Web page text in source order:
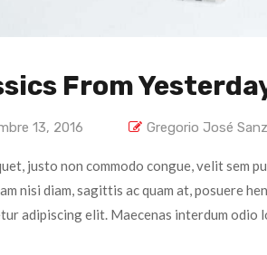
From
13, 2016 Gregorio José
justo non commodo congue, velit sem
nisi diam, sagittis ac quam at, posuere
adipiscing elit. Maecenas interdum odio